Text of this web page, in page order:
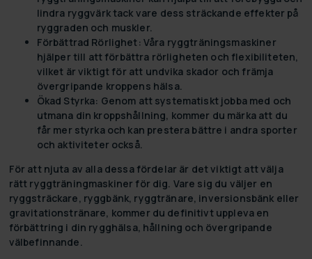
lindra ryggvärk tack vare dess sträckande effekter på
ryggraden och muskler.
Förbättrad Rörlighet: Våra ryggträningsmaskiner
hjälper till att förbättra rörligheten och flexibiliteten,
vilket är viktigt för att undvika skador och främja
övergripande kroppens hälsa.
Ökad Styrka: Genom att systematiskt jobba med och
utmana din kroppshållning, kommer du märka att du
får mer styrka och kan prestera bättre i andra sporter
och aktiviteter också.
För att njuta av alla dessa fördelar är det viktigt att välja
rätt ryggträningmaskiner för dig. Vare sig du väljer en
ryggsträckare, ryggbänk, ryggtränare, inversionsbänk eller
gravitationstränare, kommer du definitivt uppleva en
förbättring i din rygghälsa, hållning och övergripande
välbefinnande.